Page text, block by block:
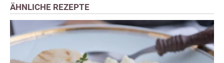
ÄHNLICHE REZEPTE